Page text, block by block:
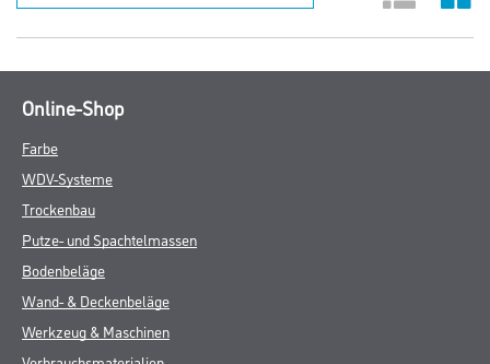
Online-Shop
Farbe
WDV-Systeme
Trockenbau
Putze- und Spachtelmassen
Bodenbeläge
Wand- & Deckenbeläge
Werkzeug & Maschinen